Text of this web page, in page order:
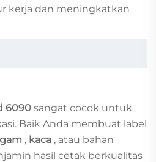
kerja dan meningkatkan
6090 sangat cocok untuk
Baik Anda membuat label
, kaca , atau bahan
hasil cetak berkualitas